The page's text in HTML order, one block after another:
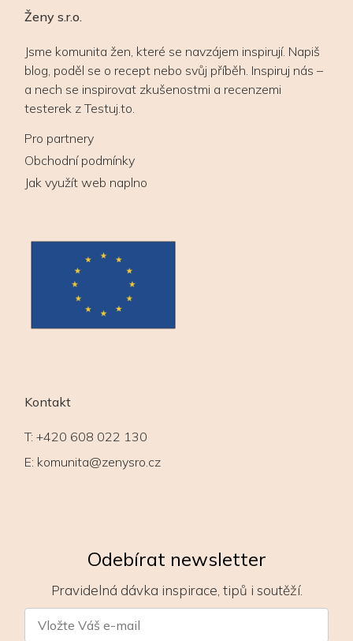
Ženy s.r.o.
Jsme komunita žen, které se navzájem inspirují. Napiš
blog, poděl se o recept nebo svůj příběh. Inspiruj nás –
a nech se inspirovat zkušenostmi a recenzemi
testerek z Testuj.to.
Pro partnery
Obchodní podmínky
Jak využít web naplno
Kontakt
T: +420 608 022 130
E: komunita@zenysro.cz
Odebírat newsletter
Pravidelná dávka inspirace, tipů i soutěží.